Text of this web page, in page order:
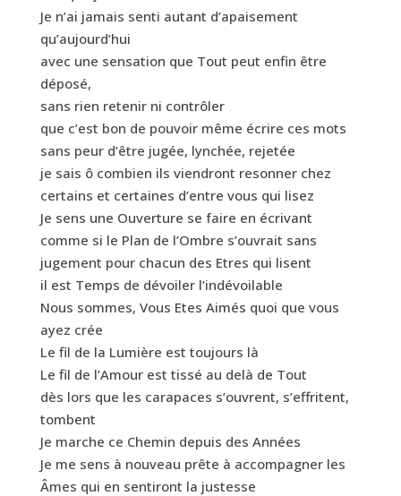
Je n’ai jamais senti autant d’apaisement
qu’aujourd’hui
avec une sensation que Tout peut enfin être
déposé,
sans rien retenir ni contrôler
que c’est bon de pouvoir même écrire ces mots
sans peur d’être jugée, lynchée, rejetée
je sais ô combien ils viendront resonner chez
certains et certaines d’entre vous qui lisez
Je sens une Ouverture se faire en écrivant
comme si le Plan de l’Ombre s’ouvrait sans
jugement pour chacun des Etres qui lisent
il est Temps de dévoiler l’indévoilable
Nous sommes, Vous Etes Aimés quoi que vous
ayez crée
Le fil de la Lumière est toujours là
Le fil de l’Amour est tissé au delà de Tout
dès lors que les carapaces s’ouvrent, s’effritent,
tombent
Je marche ce Chemin depuis des Années
Je me sens à nouveau prête à accompagner les
Âmes qui en sentiront la justesse